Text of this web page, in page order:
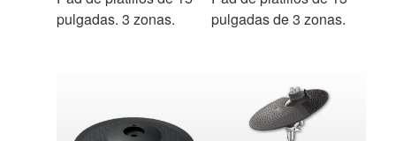
pulgadas. 3 zonas.
pulgadas de 3 zonas.